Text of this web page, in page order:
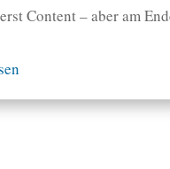
Content – aber am